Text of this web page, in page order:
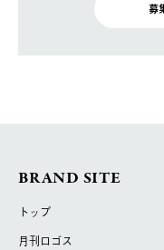
募
BRAND SITE
トップ
月刊ロゴス